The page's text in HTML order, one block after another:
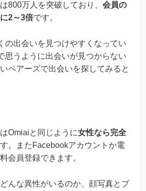
800万人を突破しており、 会員の
2～3倍です。
の出会いを見つけやすくなってい
思うように出会いが見つからない
ペアーズで出会いを探してみると
Omiaiと同じように女性なら完全
。またFacebookアカウントか電
会員登録できます。
んな異性がいるのか、顔写真とプ